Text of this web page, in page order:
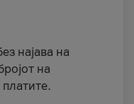
најава на
на